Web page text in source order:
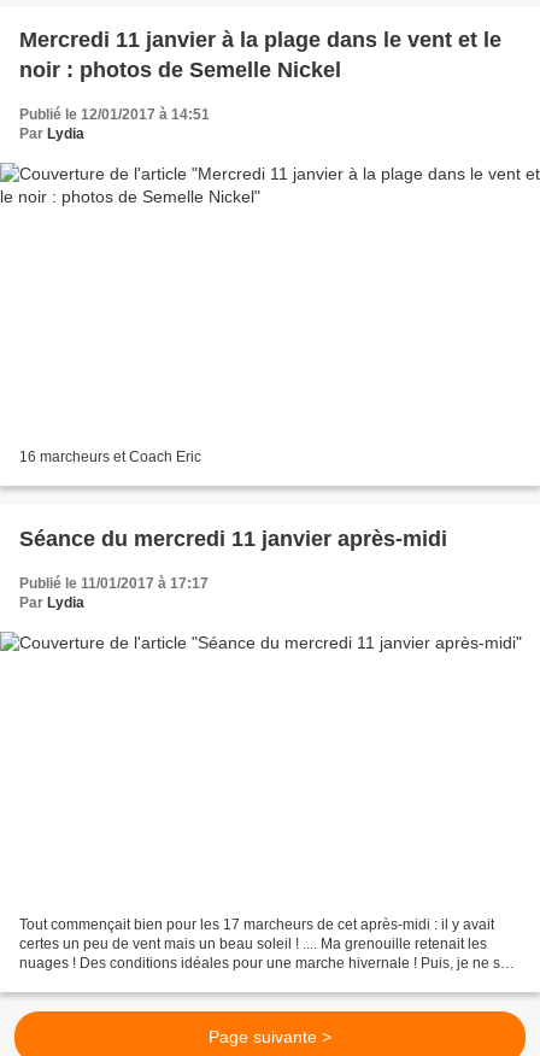
Mercredi 11 janvier à la plage dans le vent et le
noir : photos de Semelle Nickel
Publié le 12/01/2017 à 14:51
Par Lydia
16 marcheurs et Coach Eric
Séance du mercredi 11 janvier après-midi
Publié le 11/01/2017 à 17:17
Par Lydia
Tout commençait bien pour les 17 marcheurs de cet après-midi : il y avait
certes un peu de vent mais un beau soleil ! .... Ma grenouille retenait les
nuages ! Des conditions idéales pour une marche hivernale ! Puis, je ne sais
Page suivante >